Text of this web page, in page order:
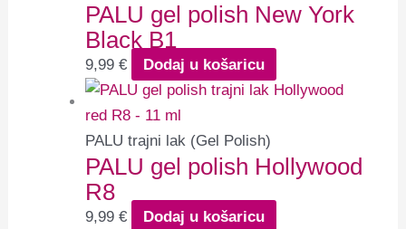
PALU gel polish New York
Black B1
9,99€ Dodaj u košaricu
PALU trajni lak (Gel Polish)
PALU gel polish Hollywood
R8
9,99€ Dodaj u košaricu